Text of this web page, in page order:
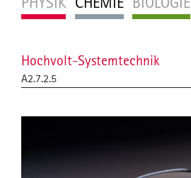
Hochvolt-Systemtechnik
A2.7.2.5